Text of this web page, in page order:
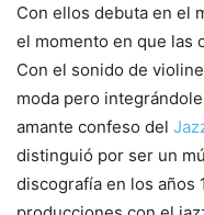
Con ellos debuta en el
el momento en que las
Con el sonido de
moda pero integrándole
amante confeso del
distinguió por ser un
discografía en los años